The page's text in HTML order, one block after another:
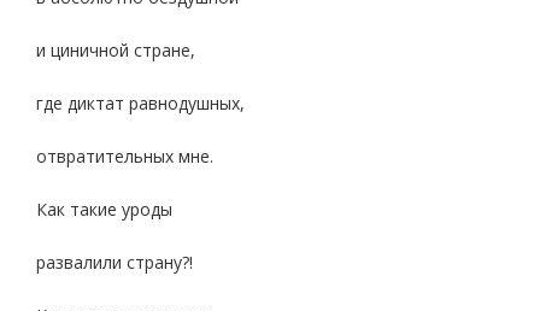
и циничной стране,
где диктат равнодушных,
отвратительных мне.
Как такие уроды
развалили страну?!